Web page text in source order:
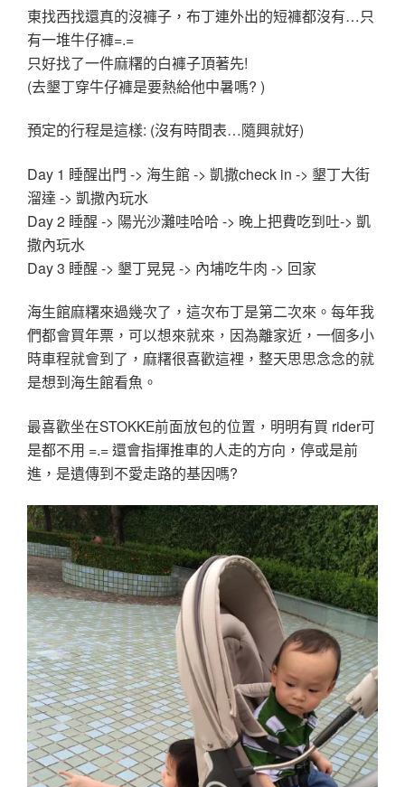
東找西找還真的沒褲子，布丁連外出的短褲都沒有…只
有一堆牛仔褲=.=
只好找了一件麻糬的白褲子頂著先!
(去墾丁穿牛仔褲是要熱給他中暑嗎? )
預定的行程是這樣: (沒有時間表…隨興就好)
Day 1 睡醒出門 -> 海生館 -> 凱撒check in -> 墾丁大街
溜達 -> 凱撒內玩水
Day 2 睡醒 -> 陽光沙灘哇哈哈 -> 晚上把費吃到吐-> 凱
撒內玩水
Day 3 睡醒 -> 墾丁晃晃 -> 內埔吃牛肉 -> 回家
海生館麻糬來過幾次了，這次布丁是第二次來。每年我
們都會買年票， 可以想來就來， 因為離家近， 一個多小
時車程就會到了，麻糬很喜歡這裡，整天思思念念的就
是想到海生館看魚。
最喜歡坐在STOKKE前面放包的位置， 明明有買 rider可
是都不用 =.= 還會指揮推車的人走的方向，停或是前
進，是遺傳到不愛走路的基因嗎?